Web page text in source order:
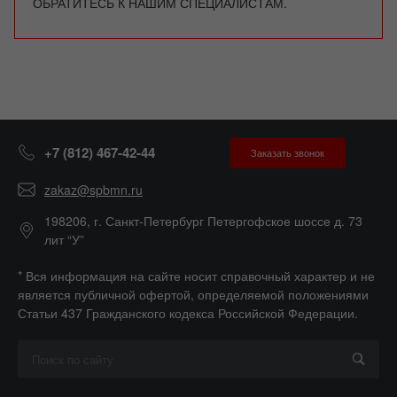
+7 (812) 467-42-44 Заказать звонок
zakaz@spbmn.ru
198206, г. Санкт-Петербург Петергофское шоссе д. 73
лит “У”
* Вся информация на сайте носит справочный характер и не
является публичной офертой, определяемой положениями
Статьи 437 Гражданского кодекса Российской Федерации.